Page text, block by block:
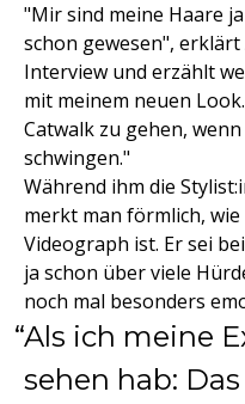
"Mir sind meine Haare
schon gewesen",
Interview und erzählt
mit meinem neuen
Catwalk zu gehen,
schwingen."
Während ihm die
merkt man förmlich,
Videograph ist. Er sei
ja schon über viele
noch mal besonders
Als ich meine
sehen hab: